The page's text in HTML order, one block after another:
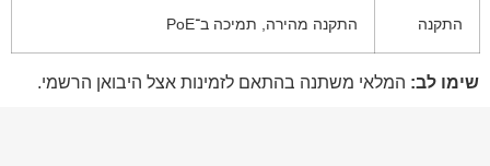
התקנה התקנה מהירה, תמיכה ב־PoE
שימו לב: המלאי משתנה בהתאם לזמינות אצל היבואן הרשמי.